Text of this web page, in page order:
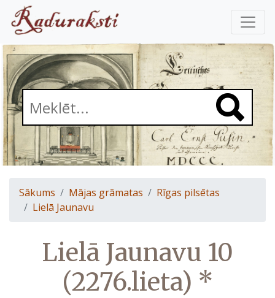
Sākums Mājas grāmatas
Rīgas pilsētas
Lielā Jaunavu
Lielā Jaunavu 10
(2276.lieta) *